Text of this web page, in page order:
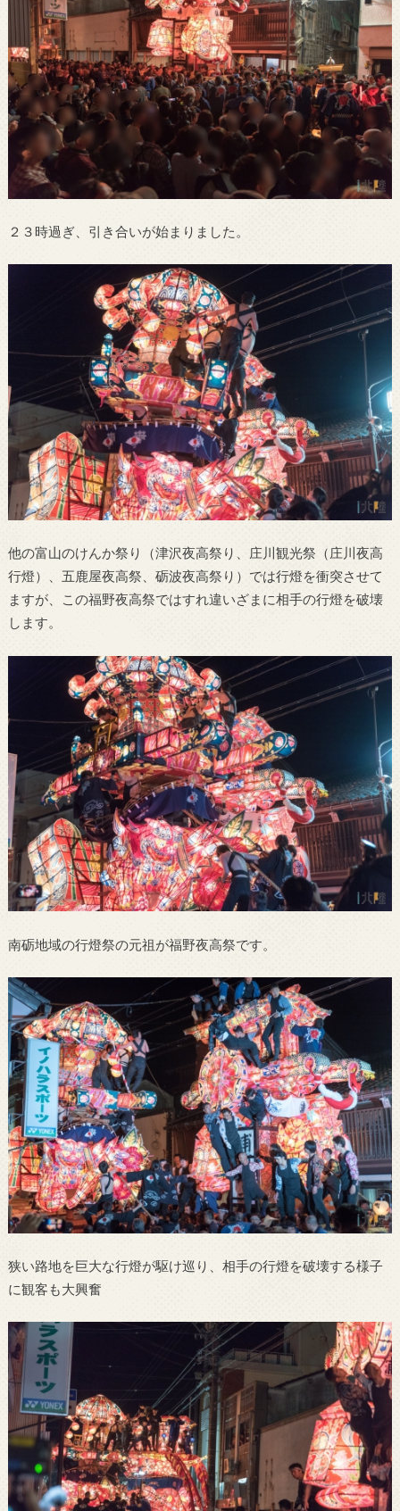
２３時過ぎ、引き合いが始まりました。
他の富山のけんか祭り（津沢夜高祭り、庄川観光祭（庄川夜高
行燈）、五鹿屋夜高祭、砺波夜高祭り）では行燈を衝突させて
ますが、この福野夜高祭ではすれ違いざまに相手の行燈を破壊
します。
南砺地域の行燈祭の元祖が福野夜高祭です。
狭い路地を巨大な行燈が駆け巡り、相手の行燈を破壊する様子
に観客も大興奮